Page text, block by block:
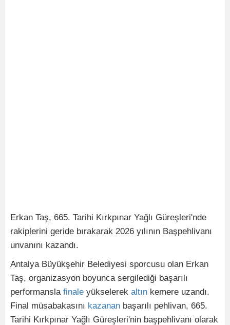
Erkan Taş, 665. Tarihi Kırkpınar Yağlı Güreşleri'nde
rakiplerini geride bırakarak 2026 yılının Başpehlivanı
unvanını kazandı.
Antalya Büyükşehir Belediyesi sporcusu olan Erkan
Taş, organizasyon boyunca sergilediği başarılı
performansla finale yükselerek altın kemere uzandı.
Final müsabakasını kazanan başarılı pehlivan, 665.
Tarihi Kırkpınar Yağlı Güreşleri'nin başpehlivanı olarak